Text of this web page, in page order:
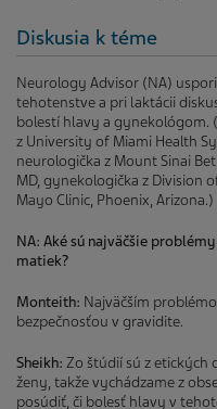
Diskusia k téme
Neurology Advisor (NA)
tehotenstve a pri laktácii
bolestí hlavy a gynekológom.
z University of Miami Health
neurologička z Mount Sinai
MD, gynekologička z Division
Mayo Clinic, Phoenix,
NA: Aké sú najväčšie
matiek?
Monteith: Najväčším
bezpečnosťou v gravidite.
Sheikh: Zo štúdií sú z etických
ženy, takže vychádzame z
posúdiť, či bolesť hlavy v